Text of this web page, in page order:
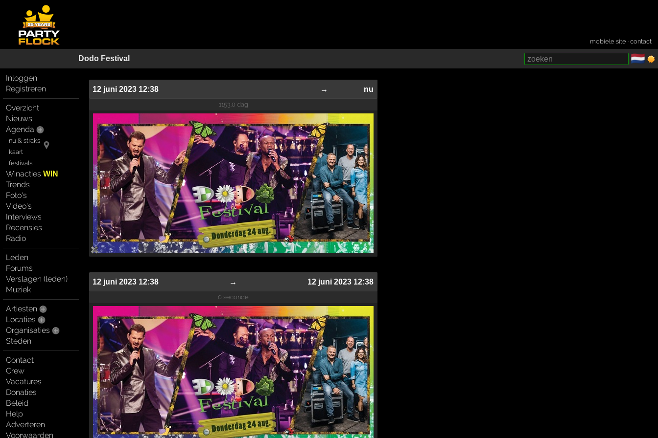
mobiele site ·contact
Dodo Festival 🇳🇱
Inloggen
Registreren
Overzicht
Nieuws
Agenda
nu & straks
kaart
festivals
WinactiesWIN
Trends
Foto's
Video's
Interviews
Recensies
Radio
Leden
Forums
Verslagen (leden)
Muziek
Artiesten
Locaties
Organisaties
Steden
Contact
Crew
Vacatures
Donaties
Beleid
Help
Adverteren
Voorwaarden
12 juni 2023 12:38 → nu
1153.0 dag
12 juni 2023 12:38 → 12 juni 2023 12:38
0 seconde